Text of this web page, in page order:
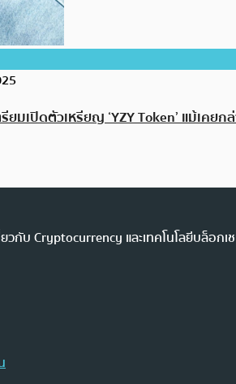
มเปิดตัวเหรียญ ‘YZY Token’ แม้เคยก
กับ Cryptocurrency และเทคโนโลยีบล็อ